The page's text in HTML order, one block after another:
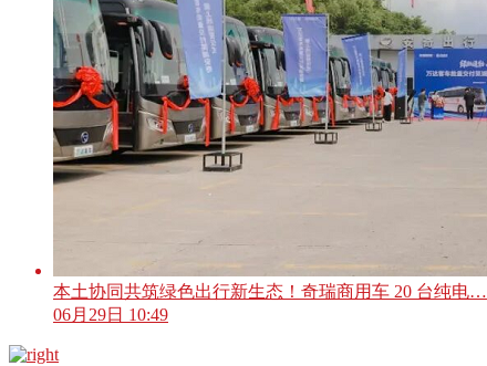
本土协同共筑绿色出行新生态！奇瑞商用车 20 台纯电…
06月29日 10:49